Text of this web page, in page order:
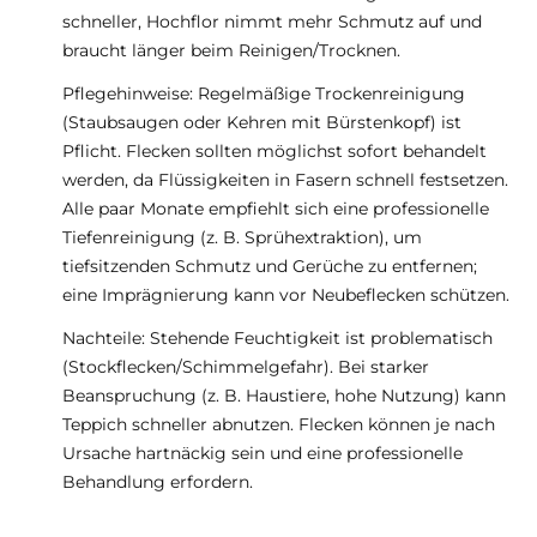
schneller, Hochflor nimmt mehr Schmutz auf und
braucht länger beim Reinigen/Trocknen.
Pflegehinweise: Regelmäßige Trockenreinigung
(Staubsaugen oder Kehren mit Bürstenkopf) ist
Pflicht. Flecken sollten möglichst sofort behandelt
werden, da Flüssigkeiten in Fasern schnell festsetzen.
Alle paar Monate empfiehlt sich eine professionelle
Tiefenreinigung (z. B. Sprühextraktion), um
tiefsitzenden Schmutz und Gerüche zu entfernen;
eine Imprägnierung kann vor Neubeflecken schützen.
Nachteile: Stehende Feuchtigkeit ist problematisch
(Stockflecken/Schimmelgefahr). Bei starker
Beanspruchung (z. B. Haustiere, hohe Nutzung) kann
Teppich schneller abnutzen. Flecken können je nach
Ursache hartnäckig sein und eine professionelle
Behandlung erfordern.